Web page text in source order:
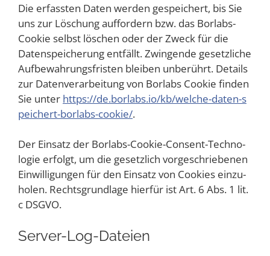
Die erfass­ten Daten wer­den gespei­chert, bis Sie
uns zur Löschung auf­for­dern bzw. das Borlabs-
Coo­kie selbst löschen oder der Zweck für die
Daten­spei­che­rung ent­fällt. Zwin­gen­de gesetz­li­che
Auf­be­wah­rungs­fris­ten blei­ben unbe­rührt. Details
zur Daten­ver­ar­bei­tung von Borlabs Coo­kie fin­den
Sie unter https://​de​.borlabs​.io/​k​b​/​w​e​l​c​h​e​-​d​a​t​e​n​-​s​
p​e​i​c​h​e​r​t​-​b​o​r​l​a​b​s​-​c​o​okie/.
Der Ein­satz der Borlabs-Coo­kie-Con­sent-Tech­no­
lo­gie erfolgt, um die gesetz­lich vor­ge­schrie­be­nen
Ein­wil­li­gun­gen für den Ein­satz von Coo­kies ein­zu­
ho­len. Rechts­grund­la­ge hier­für ist Art. 6 Abs. 1 lit.
c DSGVO.
Ser­ver-Log-Datei­en